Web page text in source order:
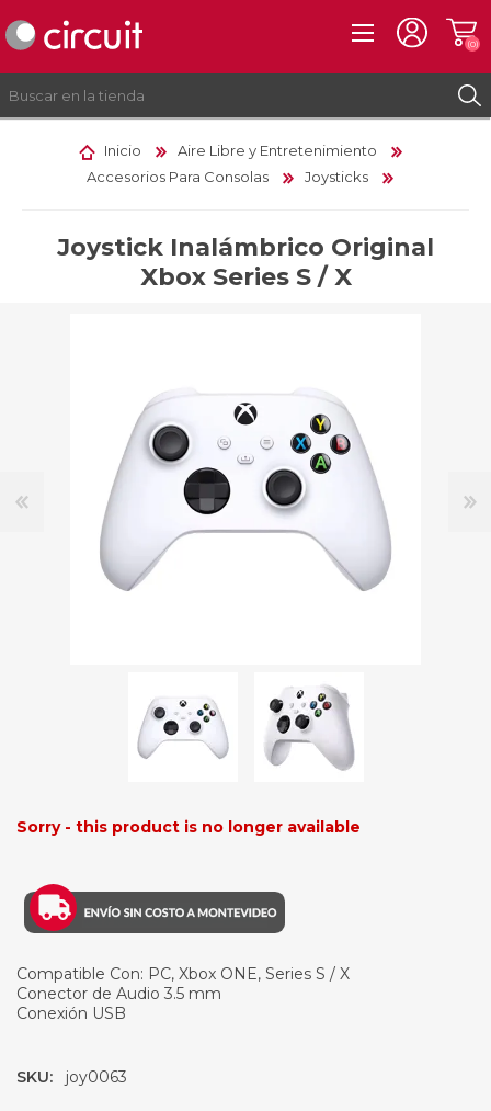
REGISTRO
(0)
Inicio
Aire Libre y Entretenimiento
Accesorios Para Consolas
Joysticks
Joystick Inalámbrico Original
Xbox Series S / X
Sorry - this product is no longer available
Compatible Con: PC, Xbox ONE, Series S / X
Conector de Audio 3.5 mm
Conexión USB
SKU: joy0063